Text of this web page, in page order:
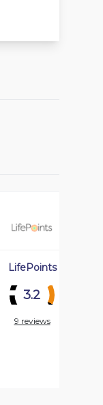
LifePoints
3.2
9 reviews